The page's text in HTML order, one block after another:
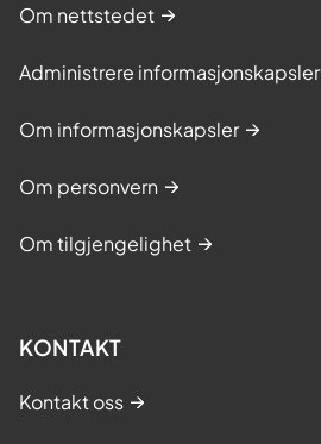
Om nettstedet
Administrere informasjonskapsler
Om informasjonskapsler
Om personvern
Om tilgjengelighet
KONTAKT
Kontakt oss